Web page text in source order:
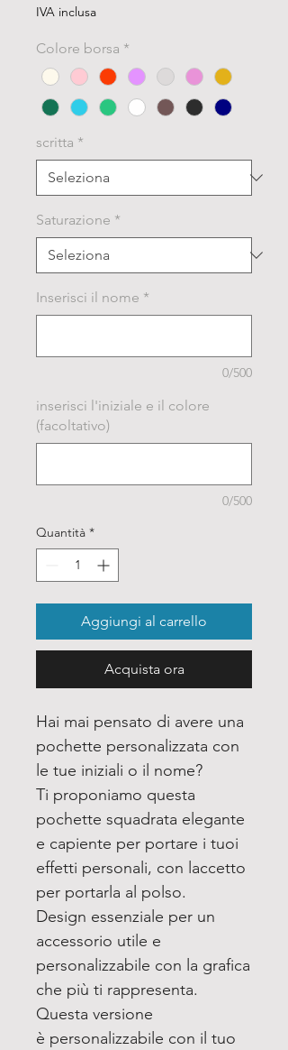
IVA inclusa
Colore borsa *
scritta *
Saturazione *
Inserisci il nome *
0/500
inserisci l'iniziale e il colore
(facoltativo)
0/500
Quantità *
Aggiungi al carrello
Acquista ora
Hai mai pensato di avere una
pochette personalizzata con
le tue iniziali o il nome?
Ti proponiamo questa
pochette squadrata elegante
e capiente per portare i tuoi
effetti personali, con laccetto
per portarla al polso.
Design essenziale per un
accessorio utile e
personalizzabile con la grafica
che più ti rappresenta.
Questa versione
è personalizzabile con il tuo